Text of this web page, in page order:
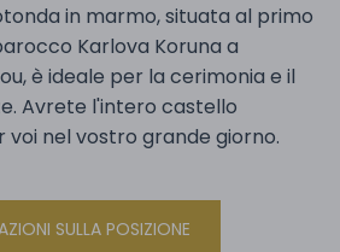
in marmo, situata al primo
Karlova Koruna a
è ideale per la cerimonia e il
Avrete l'intero castello
nel vostro grande giorno.
SULLA POSIZIONE